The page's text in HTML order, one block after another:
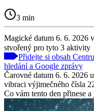
3 min
Magické datum 6. 6. 2026
stvořený pro tyto 3 aktivity
Přidejte si obsah
hledání a Google zprávy
Čarovné datum 6. 6. 2026
vibraci výjimečného čísla
Co vám tento den přinese